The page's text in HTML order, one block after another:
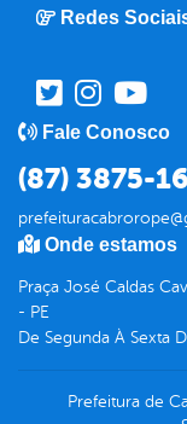
Redes
Fale Conosco
(87) 3875-
Onde estamos
Praça José Caldas
- PE
De Segunda À Sexta
Prefeitura de